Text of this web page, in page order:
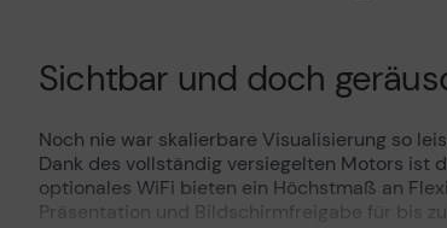
Sichtbar und doch
Noch nie war skalierbare Visualisierung so
Dank des vollständig versiegelten Motors ist
optionales WiFi bieten ein Höchstmaß an
Präsentation und Bildschirmfreigabe für bis